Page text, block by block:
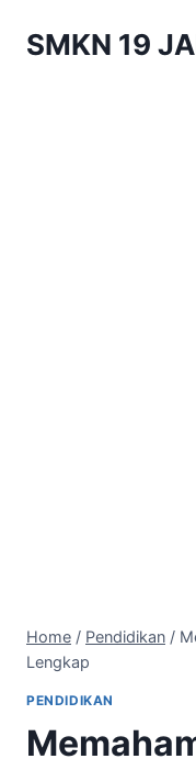
SMKN 19
Home / Pendidikan /
Lengkap
PENDIDIKAN